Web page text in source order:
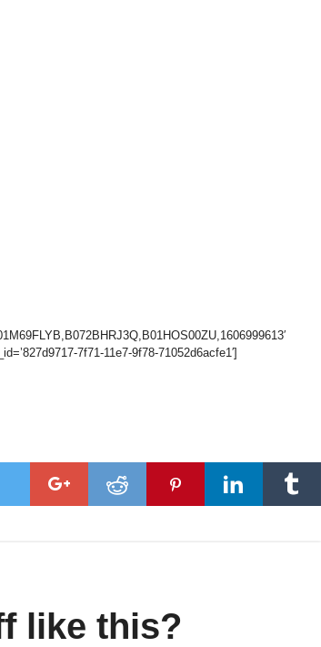
7f71-11e7-9f78-71052d6acfe1′]
like this?